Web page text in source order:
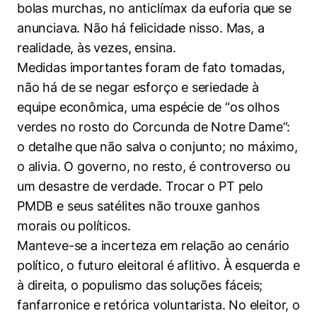
bolas murchas, no anticlímax da euforia que se
anunciava. Não há felicidade nisso. Mas, a
realidade, às vezes, ensina.
Medidas importantes foram de fato tomadas,
não há de se negar esforço e seriedade à
equipe econômica, uma espécie de “os olhos
verdes no rosto do Corcunda de Notre Dame”:
o detalhe que não salva o conjunto; no máximo,
o alivia. O governo, no resto, é controverso ou
um desastre de verdade. Trocar o PT pelo
PMDB e seus satélites não trouxe ganhos
morais ou políticos.
Manteve-se a incerteza em relação ao cenário
político, o futuro eleitoral é aflitivo. À esquerda e
à direita, o populismo das soluções fáceis;
fanfarronice e retórica voluntarista. No eleitor, o